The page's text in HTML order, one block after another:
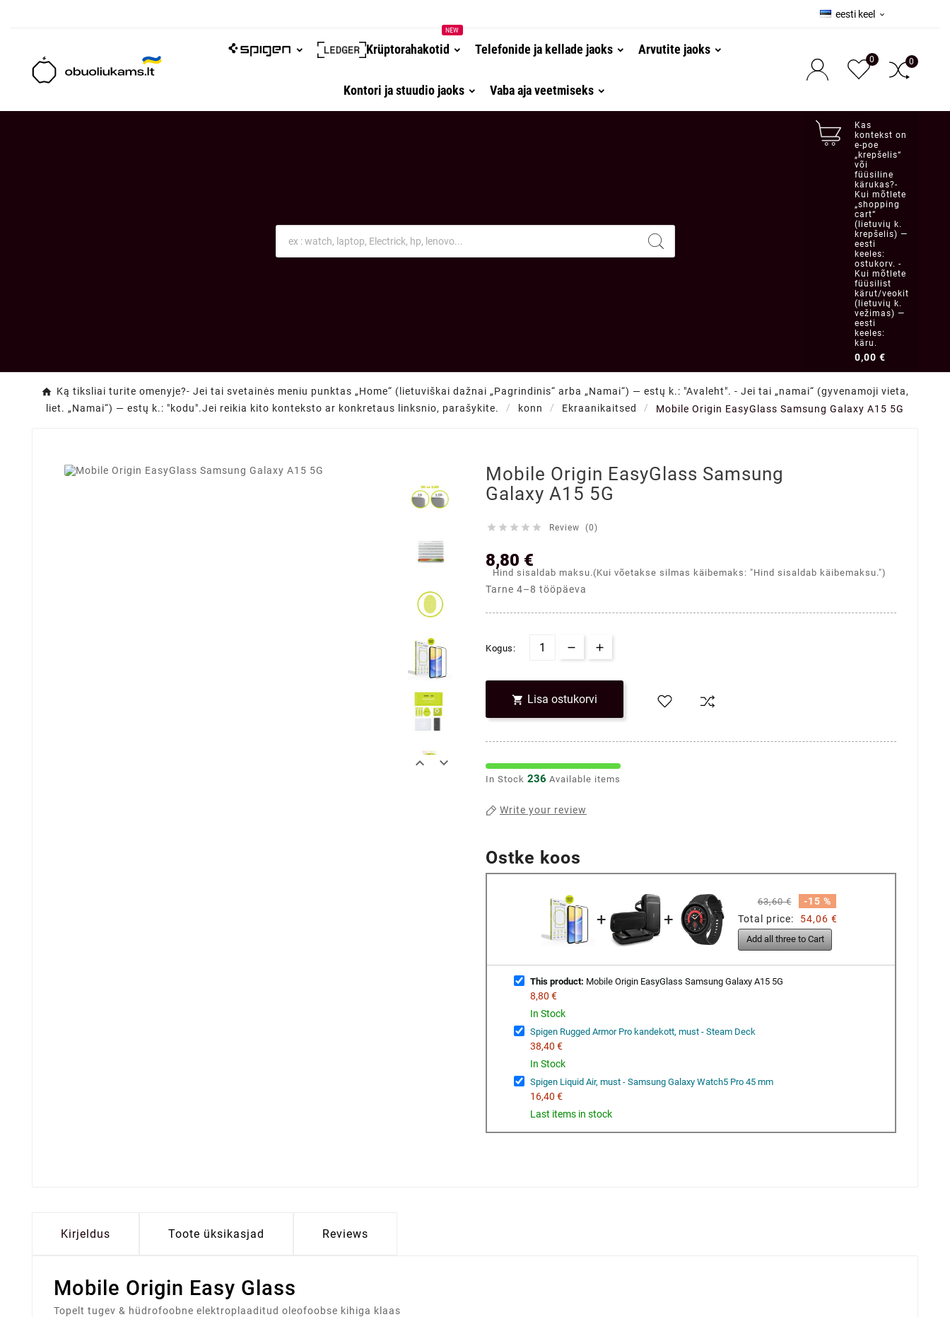
eesti keel 
Krüptorahakotid
NEW
Telefonide ja kellade jaoks Arvutite jaoks
Kontori ja stuudio jaoks Vaba aja veetmiseks
0 0
Kas
kontekst on
e-poe
„krepšelis“
või
füüsiline
kärukas?-
Kui mõtlete
„shopping
cart“
(lietuvių k.
krepšelis) —
eesti
keeles:
ostukorv. -
Kui mõtlete
füüsilist
kärut/veokit
(lietuvių k.
vežimas) —
eesti
keeles:
käru.
0,00 €
Ką tiksliai turite omenyje?- Jei tai svetainės meniu punktas „Home“ (lietuviškai dažnai „Pagrindinis“ arba „Namai“) — estų k.: "Avaleht". - Jei tai „namai“ (gyvenamoji vieta,
liet. „Namai“) — estų k.: "kodu".Jei reikia kito konteksto ar konkretaus linksnio, parašykite.
konn Ekraanikaitsed Mobile Origin EasyGlass Samsung Galaxy A15 5G
 
Mobile Origin EasyGlass Samsung
Galaxy A15 5G
     Review (0)
8,80 €
Hind sisaldab maksu.(Kui võetakse silmas käibemaks: "Hind sisaldab käibemaksu.")
Tarne 4–8 tööpäeva
Kogus:
 Lisa ostukorvi
In Stock 236 Available items
Write your review
Ostke koos
+ +
63,60 €
-15 %
Total price:
54,06 €
Add all three to Cart
This product: Mobile Origin EasyGlass Samsung Galaxy A15 5G
8,80 €
In Stock
Spigen Rugged Armor Pro kandekott, must - Steam Deck
38,40 €
In Stock
Spigen Liquid Air, must - Samsung Galaxy Watch5 Pro 45 mm
16,40 €
Last items in stock
Kirjeldus Toote üksikasjad Reviews
Mobile Origin Easy Glass
Topelt tugev & hüdrofoobne elektroplaaditud oleofoobse kihiga klaas